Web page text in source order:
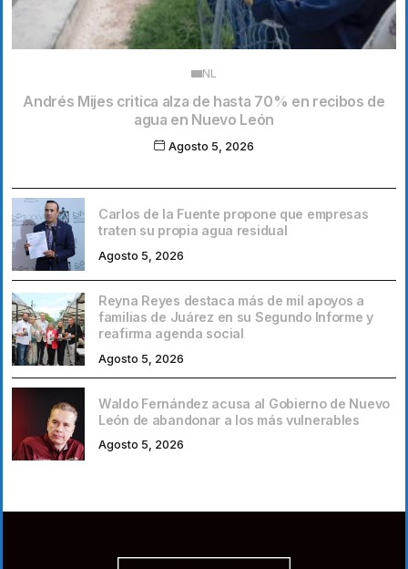
NL
Andrés Mijes critica alza de hasta 70% en recibos de
agua en Nuevo León
Agosto 5, 2026
Carlos de la Fuente propone que empresas
traten su propia agua residual
Agosto 5, 2026
Reyna Reyes destaca más de mil apoyos a
familias de Juárez en su Segundo Informe y
reafirma agenda social
Agosto 5, 2026
Waldo Fernández acusa al Gobierno de Nuevo
León de abandonar a los más vulnerables
Agosto 5, 2026